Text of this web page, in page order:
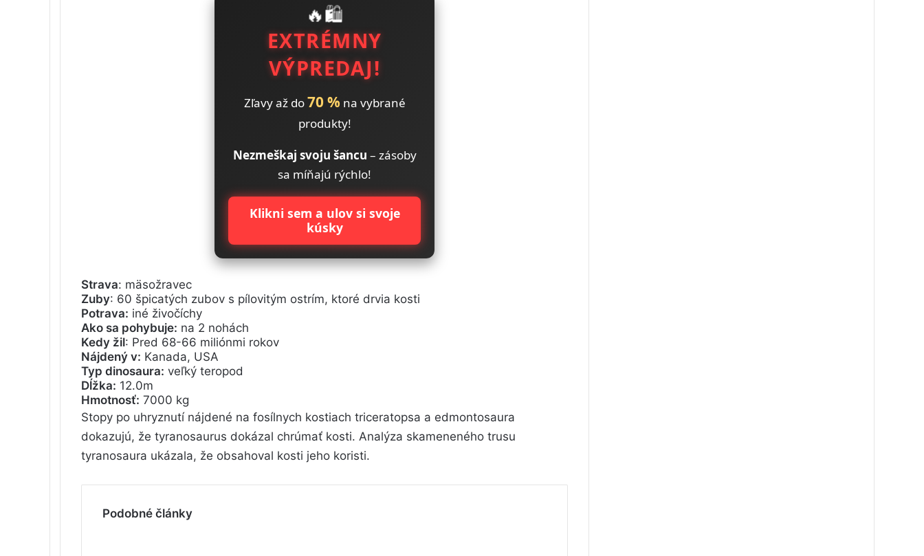
🔥🛍️
EXTRÉMNY
VÝPREDAJ!
Zľavy až do70 % na vybrané
produkty!
Nezmeškaj svoju šancu – zásoby
sa míňajú rýchlo!
Klikni sem a ulov si svoje
kúsky
Strava: mäsožravec
Zuby: 60 špicatých zubov s pílovitým ostrím, ktoré drvia kosti
Potrava: iné živočíchy
Ako sa pohybuje: na 2 nohách
Kedy žil: Pred 68-66 miliónmi rokov
Nájdený v: Kanada, USA
Typ dinosaura: veľký teropod
Dĺžka: 12.0m
Hmotnosť: 7000 kg
Stopy po uhryznutí nájdené na fosílnych kostiach triceratopsa a edmontosaura
dokazujú, že tyranosaurus dokázal chrúmať kosti. Analýza skameneného trusu
tyranosaura ukázala, že obsahoval kosti jeho koristi.
Podobné články